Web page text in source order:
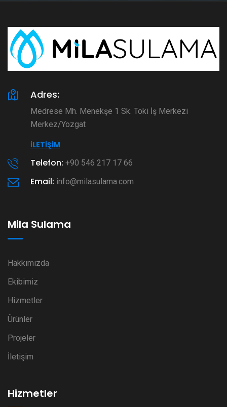
Adres:
Medrese Mh. Menekşe 1 Sk. Toki İş Merkezi
Merkez/Yozgat
İLETIŞIM
Telefon: +90 546 217 17 66
Email: info@milasulama.com
Mila Sulama
Hakkımızda
Ekibimiz
Hizmetler
Ürünler
Projeler
İletişim
Hizmetler